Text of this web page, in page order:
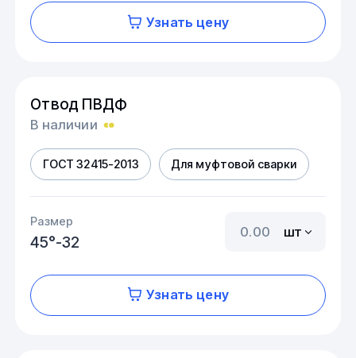
Узнать цену
Отвод ПВДФ
В наличии
ГОСТ 32415-2013 Для муфтовой сварки
Размер
45°-32
шт
Узнать цену